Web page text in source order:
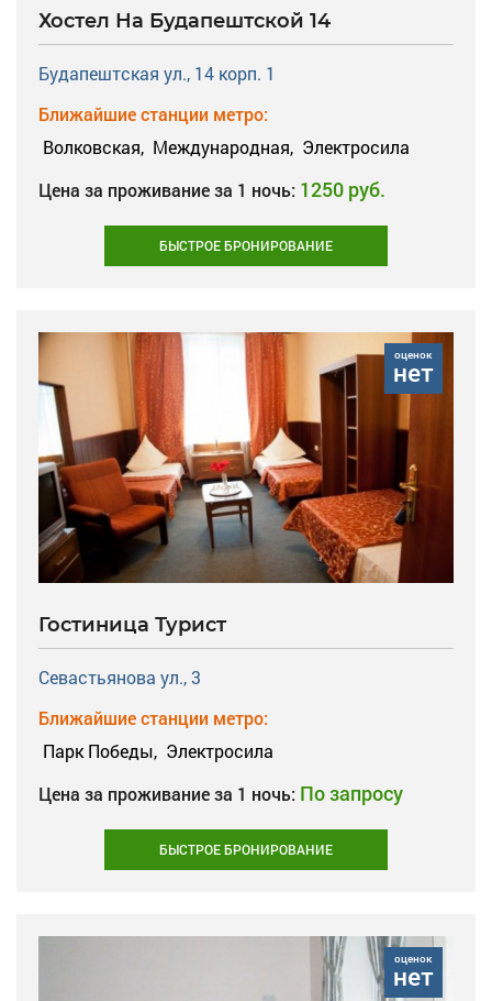
Хостел На Будапештской 14
Будапештская ул., 14 корп. 1
Ближайшие станции метро:
Волковская, Международная, Электросила
Цена за проживание за 1 ночь: 1250 руб.
БЫСТРОЕ БРОНИРОВАНИЕ
оценок
нет
Гостиница Турист
Севастьянова ул., 3
Ближайшие станции метро:
Парк Победы, Электросила
Цена за проживание за 1 ночь: По запросу
БЫСТРОЕ БРОНИРОВАНИЕ
оценок
нет